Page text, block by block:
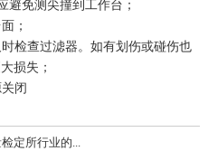
避免测尖撞到工作台；
；
检查过滤器。如有划伤或碰伤也
损失；
闭
定所行业的...